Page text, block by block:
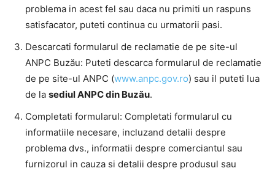
problema in acest fel sau daca nu primiti un raspuns
satisfacator, puteti continua cu urmatorii pasi.
Descarcati formularul de reclamatie de pe site-ul
ANPC Buzău: Puteti descarca formularul de reclamatie
de pe site-ul ANPC (www.anpc.gov.ro) sau il puteti lua
de la sediul ANPC din Buzău.
Completati formularul: Completati formularul cu
informatiile necesare, incluzand detalii despre
problema dvs., informatii despre comerciantul sau
furnizorul in cauza si detalii despre produsul sau